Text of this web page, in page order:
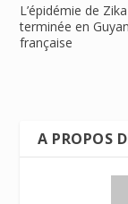
L’épidémie de
terminée en
française
A PROPOS